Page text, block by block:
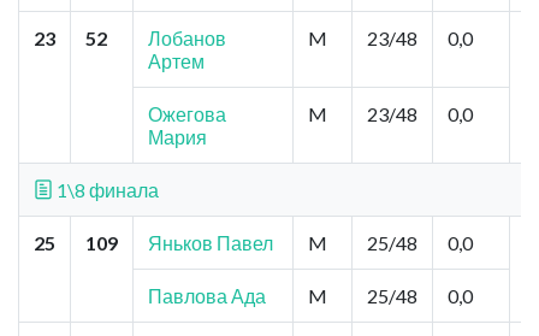
23 52
Лобанов
Артем
M 23/48 0,0
Ожегова
Мария
M 23/48 0,0
1\8 финала
25 109 Яньков Павел M 25/48 0,0
Павлова Ада M 25/48 0,0